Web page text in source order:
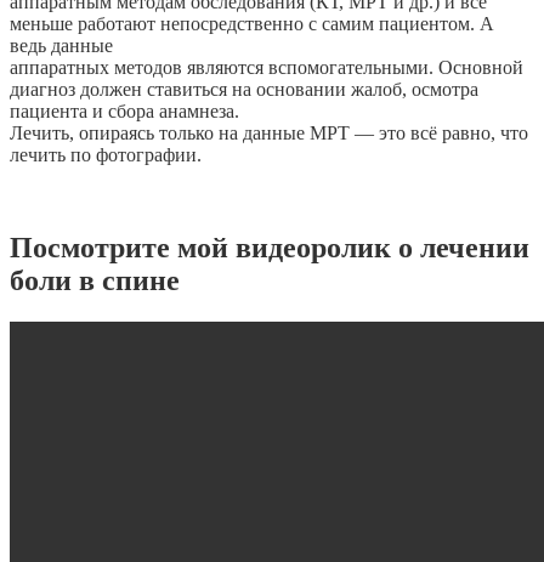
меньше работают непосредственно с самим пациентом. А
ведь данные
аппаратных методов являются вспомогательными. Основной
диагноз должен ставиться на основании жалоб, осмотра
пациента и сбора анамнеза.
Лечить, опираясь только на данные МРТ — это всё равно, что
лечить по фотографии.
Посмотрите мой видеоролик о лечении
боли в спине